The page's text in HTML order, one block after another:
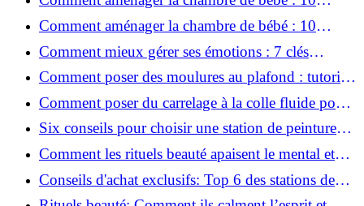
conseils sécurité, déco et rangement
Comment aménager la chambre de bébé : 10
conseils sécurité, déco et rangement
Comment mieux gérer ses émotions : 7 clés
pratiques
Comment poser des moulures au plafond : tutoriel
vidéo pas à pas ?
Comment poser du carrelage à la colle fluide pour
un rendu professionnel ?
Six conseils pour choisir une station de peinture
basse pression
Comment les rituels beauté apaisent le mental et
créent des moments pour soi ?
Conseils d'achat exclusifs: Top 6 des stations de
peinture basse pression incontournables!